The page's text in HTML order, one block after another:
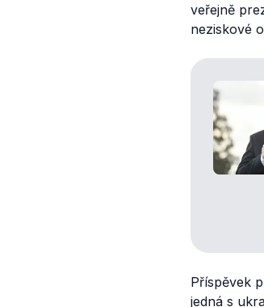
veřejně
neziskové
Příspěvek
jedná s